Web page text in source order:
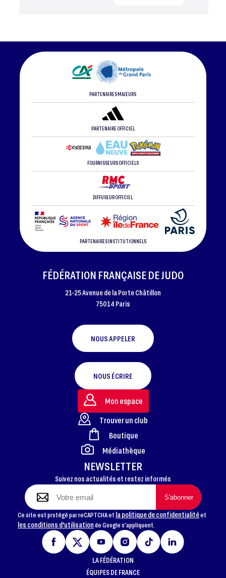
PARTENAIRES MAJEURS
PARTENAIRE OFFICIEL
FOURNISSEURS OFFICIELS
DIFFUSEUR OFFICIEL
PARTENAIRES INSTITUTIONNELS
FOOTER
FÉDÉRATION FRANÇAISE DE JUDO
21-25 Avenue de la Porte Châtillon
75014 Paris
NOUS APPELER
NOUS ÉCRIRE
NEWSLETTER
Suivez nos actualités et restez informés
Ce site est protégé par reCAPTCHA et la politique de confidentialitéet
les conditions d'utilisationde Google s'appliquent.
Mon espace
Trouver un club
Boutique
Médiathèque
LA FÉDÉRATION
ÉQUIPES DE FRANCE